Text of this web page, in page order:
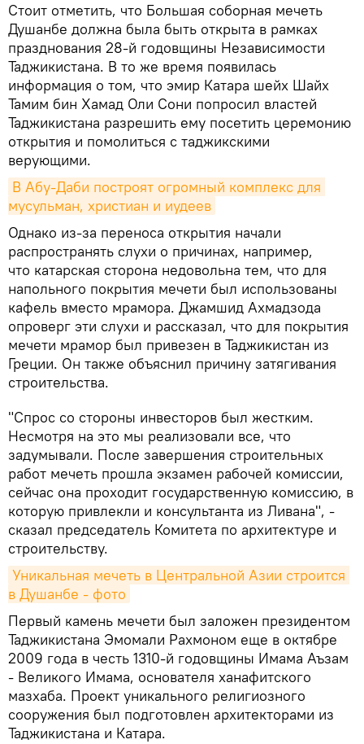
Стоит отметить, что Большая соборная мечеть
Душанбе должна была быть открыта в рамках
празднования 28-й годовщины Независимости
Таджикистана. В то же время появилась
информация о том, что эмир Катара шейх Шайх
Тамим бин Хамад Оли Сони попросил властей
Таджикистана разрешить ему посетить церемонию
открытия и помолиться с таджикскими
верующими.
В Абу-Даби построят огромный комплекс для
мусульман, христиан и иудеев
Однако из-за переноса открытия начали
распространять слухи о причинах, например,
что катарская сторона недовольна тем, что для
напольного покрытия мечети был использованы
кафель вместо мрамора. Джамшид Ахмадзода
опроверг эти слухи и рассказал, что для покрытия
мечети мрамор был привезен в Таджикистан из
Греции. Он также объяснил причину затягивания
строительства.
"Спрос со стороны инвесторов был жестким.
Несмотря на это мы реализовали все, что
задумывали. После завершения строительных
работ мечеть прошла экзамен рабочей комиссии,
сейчас она проходит государственную комиссию, в
которую привлекли и консультанта из Ливана", -
сказал председатель Комитета по архитектуре и
строительству.
Уникальная мечеть в Центральной Азии строится
в Душанбе - фото
Первый камень мечети был заложен президентом
Таджикистана Эмомали Рахмоном еще в октябре
2009 года в честь 1310-й годовщины Имама Аъзам
- Великого Имама, основателя ханафитского
мазхаба. Проект уникального религиозного
сооружения был подготовлен архитекторами из
Таджикистана и Катара.